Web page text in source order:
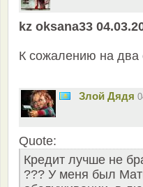
kz oksana33
К сожалению на два
Злой Дядя
Quote:
Кредит лучше не
??? У меня был